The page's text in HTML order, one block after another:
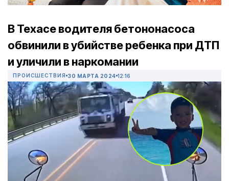
В Техасе водителя бетононасоса
обвинили в убийстве ребенка при ДТП
и уличили в наркомании
ПРОИСШЕСТВИЯ 30 МАРТА 2024 12:16